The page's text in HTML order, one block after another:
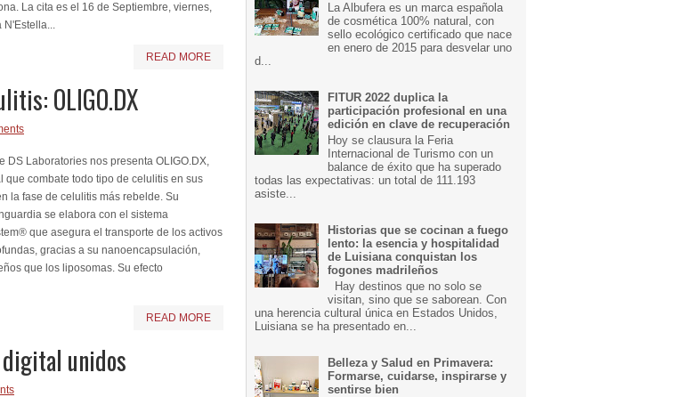
La cita es el 16 de Septiembre, viernes,
N'Estella...
READ MORE
OLIGO.DX
DS Laboratories nos presenta OLIGO.DX,
que combate todo tipo de celulitis en sus
la fase de celulitis más rebelde. Su
se elabora con el sistema
que asegura el transporte de los activos
gracias a su nanoencapsulación,
que los liposomas. Su efecto
READ MORE
unidos
La Albufera es un marca española
de cosmética 100% natural, con
sello ecológico certificado que nace
en enero de 2015 para desvelar uno
d...
FITUR 2022 duplica la
participación profesional en una
edición en clave de recuperación
Hoy se clausura la Feria
Internacional de Turismo con un
balance de éxito que ha superado
todas las expectativas: un total de 111.193
asiste...
Historias que se cocinan a fuego
lento: la esencia y hospitalidad
de Luisiana conquistan los
fogones madrileños
Hay destinos que no solo se
visitan, sino que se saborean. Con
una herencia cultural única en Estados Unidos,
Luisiana se ha presentado en...
Belleza y Salud en Primavera:
Formarse, cuidarse, inspirarse y
sentirse bien